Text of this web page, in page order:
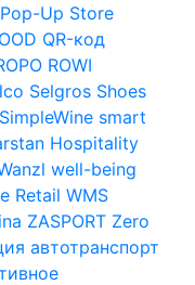
Pop-Up Store
QR-код
ROWI
Selgros Shoes
SimpleWine smart
Hospitality
well-being
Retail WMS
ZASPORT Zero
автотранспорт